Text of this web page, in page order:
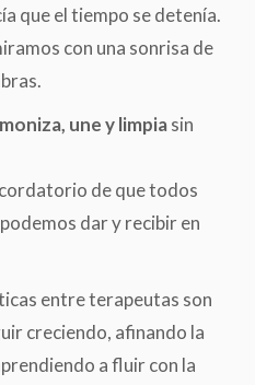
que el tiempo se detenía.
con una sonrisa de
une y limpiasin
de que todos
dar y recibir en
entre terapeutas son
creciendo, afinando la
a fluir con la